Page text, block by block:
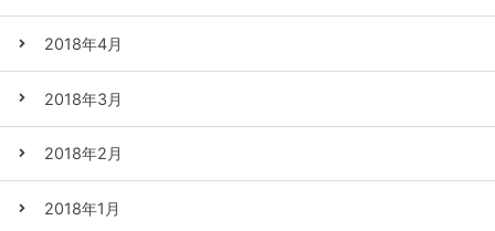
2018年4月
2018年3月
2018年2月
2018年1月